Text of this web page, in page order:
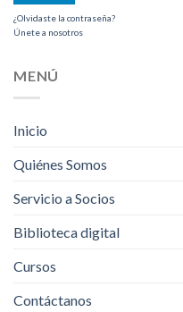
¿Olvidaste la contraseña?
Únete a nosotros
MENÚ
Inicio
Quiénes Somos
Servicio a Socios
Biblioteca digital
Cursos
Contáctanos